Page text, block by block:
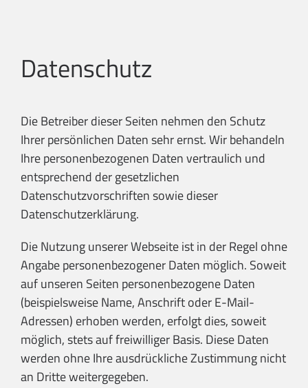
Datenschutz
Die Betreiber dieser Seiten nehmen den Schutz
Ihrer persönlichen Daten sehr ernst. Wir behandeln
Ihre personenbezogenen Daten vertraulich und
entsprechend der gesetzlichen
Datenschutzvorschriften sowie dieser
Datenschutzerklärung.
Die Nutzung unserer Webseite ist in der Regel ohne
Angabe personenbezogener Daten möglich. Soweit
auf unseren Seiten personenbezogene Daten
(beispielsweise Name, Anschrift oder E-Mail-
Adressen) erhoben werden, erfolgt dies, soweit
möglich, stets auf freiwilliger Basis. Diese Daten
werden ohne Ihre ausdrückliche Zustimmung nicht
an Dritte weitergegeben.